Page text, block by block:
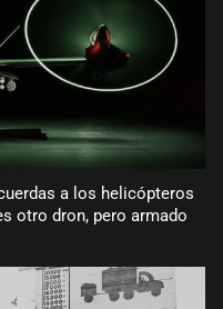
a los helicópteros
otro dron, pero armado